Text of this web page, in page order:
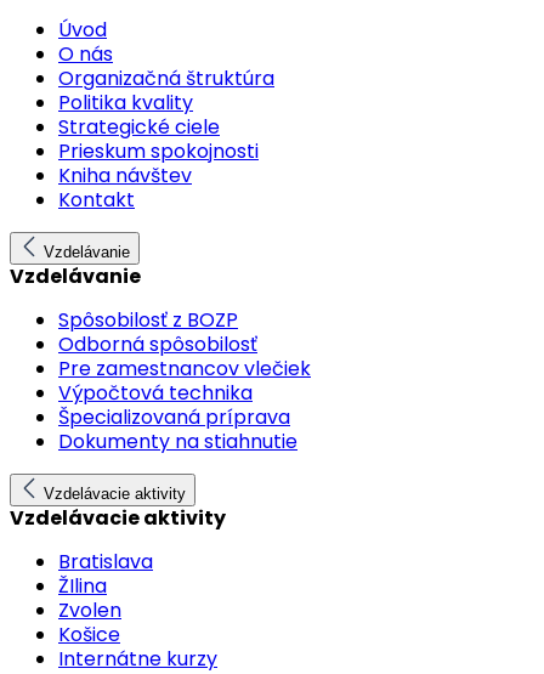
Úvod
O nás
Organizačná štruktúra
Politika kvality
Strategické ciele
Prieskum spokojnosti
Kniha návštev
Kontakt
Vzdelávanie
Vzdelávanie
Spôsobilosť z BOZP
Odborná spôsobilosť
Pre zamestnancov vlečiek
Výpočtová technika
Špecializovaná príprava
Dokumenty na stiahnutie
Vzdelávacie aktivity
Vzdelávacie aktivity
Bratislava
ŽIlina
Zvolen
Košice
Internátne kurzy